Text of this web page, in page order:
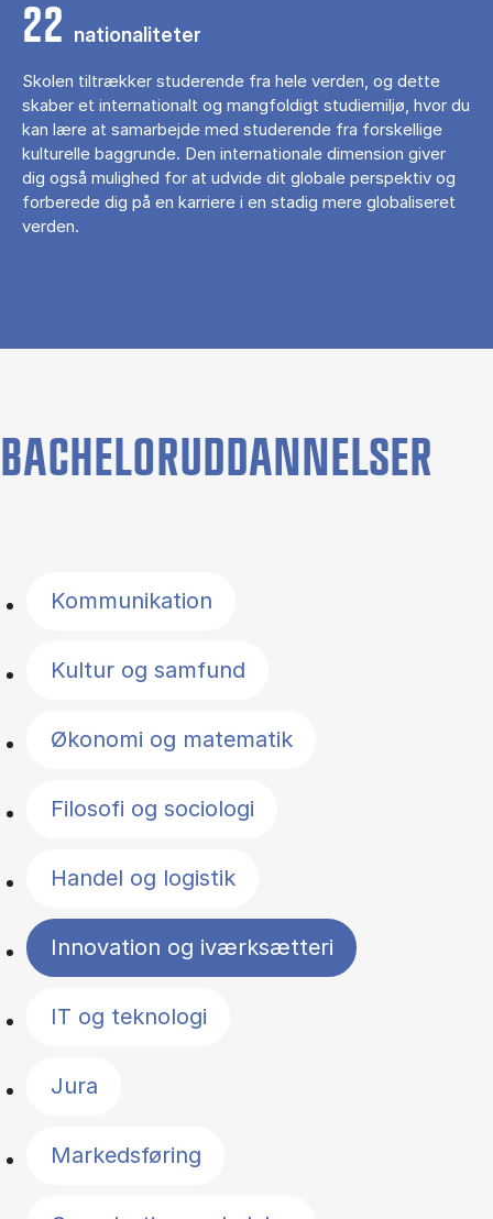
22 nationaliteter
Skolen tiltrækker studerende fra hele verden, og dette
skaber et internationalt og mangfoldigt studiemiljø, hvor du
kan lære at samarbejde med studerende fra forskellige
kulturelle baggrunde. Den internationale dimension giver
dig også mulighed for at udvide dit globale perspektiv og
forberede dig på en karriere i en stadig mere globaliseret
verden.
BACHELORUDDANNELSER
Kommunikation
Kultur og samfund
Økonomi og matematik
Filosofi og sociologi
Handel og logistik
Innovation og iværksætteri
IT og teknologi
Jura
Markedsføring